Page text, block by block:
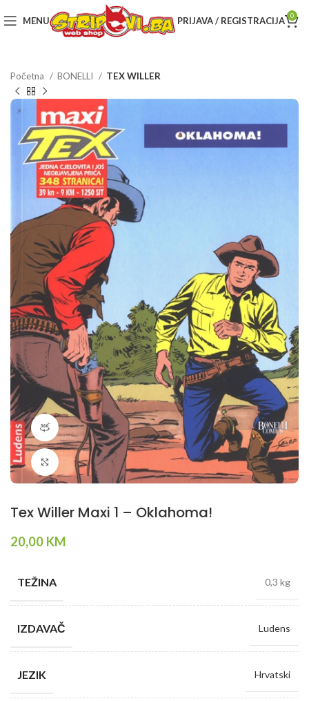
MENU PRIJAVA / REGISTRACIJA 0
Početna BONELLI TEX WILLER
360 product view
Klikni da povečaš
Tex Willer Maxi 1 – Oklahoma!
20,00 KM
TEŽINA 0,3 kg
IZDAVAČ Ludens
JEZIK Hrvatski